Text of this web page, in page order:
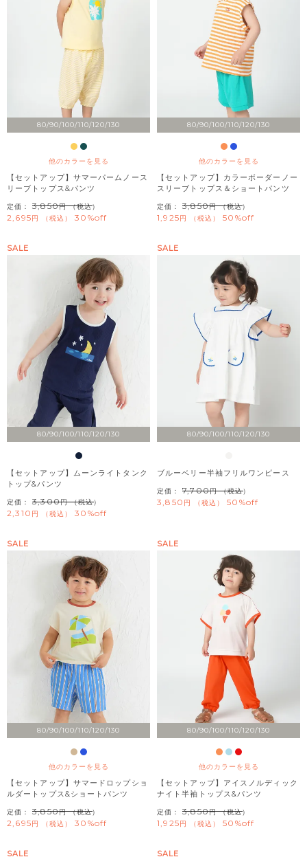
80/90/100/110/120/130
他のカラーを見る
【セットアップ】サマーパームノース
リーブトップス&パンツ
定価： 3,850 （税込）
2,695 税込 30%off
80/90/100/110/120/130
他のカラーを見る
【セットアップ】カラーボーダーノー
スリーブトップス＆ショートパンツ
定価： 3,850 （税込）
1,925 税込 50%off
80/90/100/110/120/130
SALE
【セットアップ】ムーンライトタンク
トップ&パンツ
定価： 3,300 （税込）
2,310 税込 30%off
80/90/100/110/120/130
SALE
ブルーベリー半袖フリルワンピース
定価： 7,700 （税込）
3,850 税込 50%off
80/90/100/110/120/130
他のカラーを見る
SALE
【セットアップ】サマードロップショ
ルダートップス&ショートパンツ
定価： 3,850 （税込）
2,695 税込 30%off
80/90/100/110/120/130
他のカラーを見る
SALE
【セットアップ】アイスノルディック
ナイト半袖トップス&パンツ
定価： 3,850 （税込）
1,925 税込 50%off
SALE SALE